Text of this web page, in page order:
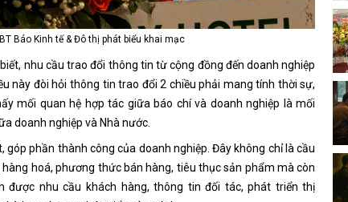
Báo Kinh tế & Đô thị phát biểu khai mạc
nhu cầu trao đổi thông tin từ cộng đồng đến doanh nghiệp
này đòi hỏi thông tin trao đổi 2 chiều phải mang tính thời sự,
mối quan hệ hợp tác giữa báo chí và doanh nghiệp là mối
doanh nghiệp và Nhà nước.
phần thành công của doanh nghiệp. Đây không chỉ là cầu
hoá, phương thức bán hàng, tiêu thục sản phẩm mà còn
được nhu cầu khách hàng, thông tin đối tác, phát triển thị